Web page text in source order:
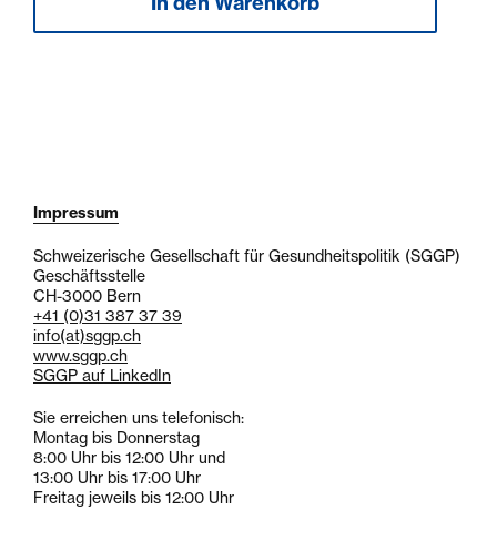
Impressum
Schweizerische Gesellschaft für Gesundheitspolitik (SGGP)
Geschäftsstelle
CH-3000 Bern
+41 (0)31 387 37 39
info(at)sggp.ch
www.sggp.ch
SGGP auf LinkedIn
Sie erreichen uns telefonisch:
Montag bis Donnerstag
8:00 Uhr bis 12:00 Uhr und
13:00 Uhr bis 17:00 Uhr
Freitag jeweils bis 12:00 Uhr